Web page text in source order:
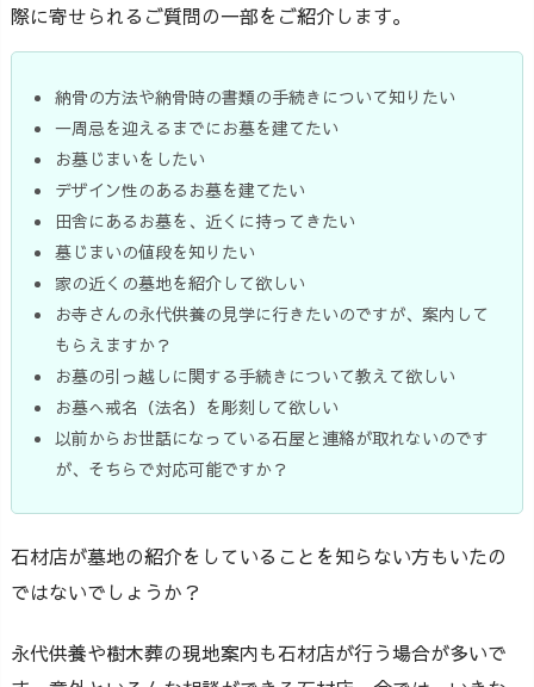
際に寄せられるご質問の一部をご紹介します。
納骨の方法や納骨時の書類の手続きについて知りたい
一周忌を迎えるまでにお墓を建てたい
お墓じまいをしたい
デザイン性のあるお墓を建てたい
田舎にあるお墓を、近くに持ってきたい
墓じまいの値段を知りたい
家の近くの墓地を紹介して欲しい
お寺さんの永代供養の見学に行きたいのですが、案内して
もらえますか？
お墓の引っ越しに関する手続きについて教えて欲しい
お墓へ戒名（法名）を彫刻して欲しい
以前からお世話になっている石屋と連絡が取れないのです
が、そちらで対応可能ですか？
石材店が墓地の紹介をしていることを知らない方もいたの
ではないでしょうか？
永代供養や樹木葬の現地案内も石材店が行う場合が多いで